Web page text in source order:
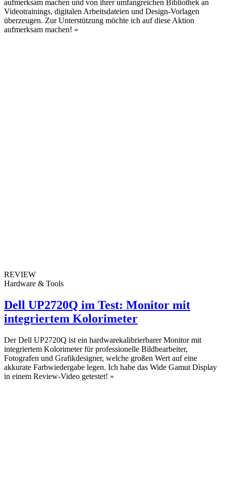
aufmerksam machen und von ihrer umfangreichen Bibliothek an
Videotrainings, digitalen Arbeitsdateien und Design-Vorlagen
überzeugen. Zur Unterstützung möchte ich auf diese Aktion
aufmerksam machen! »
REVIEW
Hardware & Tools
Dell UP2720Q im Test: Monitor mit
integriertem Kolorimeter
Der Dell UP2720Q ist ein hardwarekalibrierbarer Monitor mit
integriertem Kolorimeter für professionelle Bildbearbeiter,
Fotografen und Grafikdesigner, welche großen Wert auf eine
akkurate Farbwiedergabe legen. Ich habe das Wide Gamut Display
in einem Review-Video getestet! »